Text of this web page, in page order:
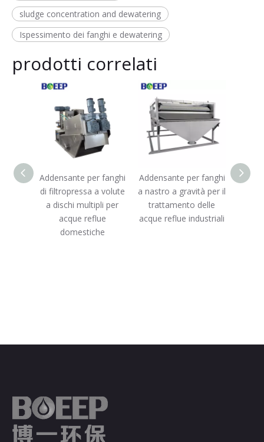
sludge concentration and dewatering
Ispessimento dei fanghi e dewatering
prodotti correlati
Addensante per fanghi
di filtropressa a volute
a dischi multipli per
acque reflue
domestiche
Addensante per fanghi
a nastro a gravità per il
trattamento delle
acque reflue industriali